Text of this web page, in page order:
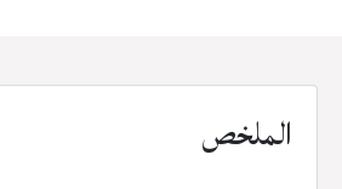
الملخص